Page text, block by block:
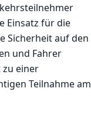
Einsatz für die
Sicherheit auf den
und Fahrer
einer
Teilnahme am